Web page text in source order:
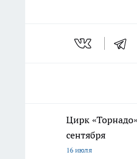
Цирк
сентября
16 июля